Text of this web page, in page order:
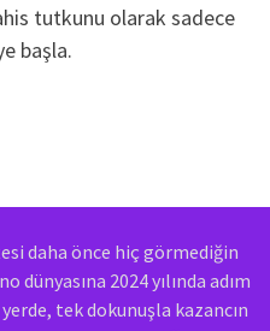
tutkunu olarak sadece
başla.
daha önce hiç görmediğin
2024 yılında adım
tek dokunuşla kazancın